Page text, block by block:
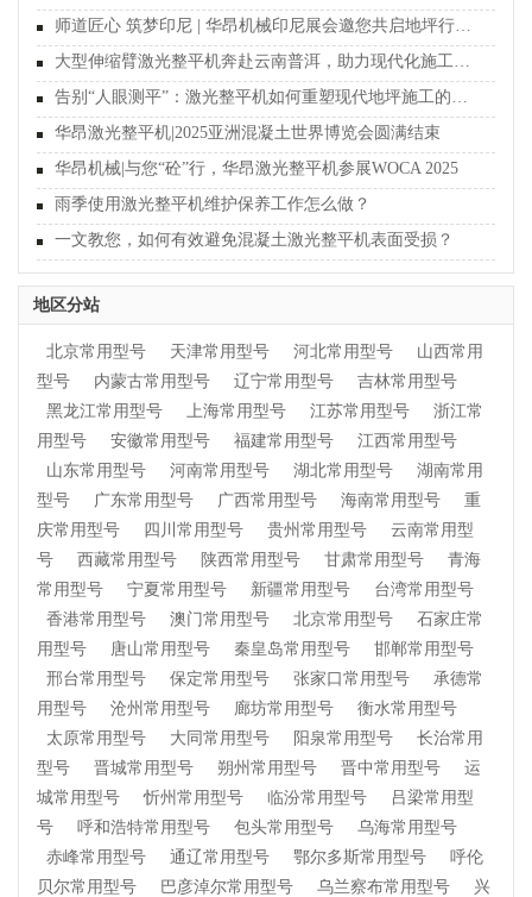
师道匠心 筑梦印尼 | 华昂机械印尼展会邀您共启地坪行业新纪元
大型伸缩臂激光整平机奔赴云南普洱，助力现代化施工新篇章
告别“人眼测平”：激光整平机如何重塑现代地坪施工的行业标准
华昂激光整平机|2025亚洲混凝土世界博览会圆满结束
华昂机械|与您“砼”行，华昂激光整平机参展WOCA 2025
雨季使用激光整平机维护保养工作怎么做？
一文教您，如何有效避免混凝土激光整平机表面受损？
地区分站
北京常用型号 天津常用型号 河北常用型号
山西常用
型号
内蒙古常用型号 辽宁常用型号
吉林常用型号
黑龙江常用型号
上海常用型号 江苏常用型号
浙江常
用型号
安徽常用型号 福建常用型号
江西常用型号
山东常用型号
河南常用型号 湖北常用型号
湖南常用
型号
广东常用型号 广西常用型号 海南常用型号
重
庆常用型号
四川常用型号 贵州常用型号
云南常用型
号
西藏常用型号 陕西常用型号 甘肃常用型号
青海
常用型号
宁夏常用型号 新疆常用型号
台湾常用型号
香港常用型号
澳门常用型号 北京常用型号
石家庄常
用型号
唐山常用型号 秦皇岛常用型号
邯郸常用型号
邢台常用型号
保定常用型号 张家口常用型号
承德常
用型号
沧州常用型号 廊坊常用型号
衡水常用型号
太原常用型号
大同常用型号 阳泉常用型号
长治常用
型号
晋城常用型号 朔州常用型号 晋中常用型号
运
城常用型号
忻州常用型号 临汾常用型号
吕梁常用型
号
呼和浩特常用型号 包头常用型号
乌海常用型号
赤峰常用型号
通辽常用型号 鄂尔多斯常用型号
呼伦
贝尔常用型号
巴彦淖尔常用型号 乌兰察布常用型号
兴